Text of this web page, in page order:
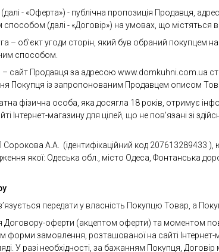
- «Оферта») - публічна пропозиція Продавця,
(далі - «Договір») на умовах, що містяться в
– об'єкт угоди сторін, який був обраний покупцем
способом.
– сайт Продавця за адресою www.domkuhni.com.ua
Покупця із запропонованим Продавцем описом
фізична особа, яка досягла 18 років, отримує
Інтернет-магазину для цілей, що не пов'язані зі
А.А. (ідентифікаційний код 207613289433 ),
якої: Одеська обл., місто Одеса, Фонтанська
передати у власність Покупцю Товар, а
Договору-оферти (акцептом оферти) та моментом
форми замовлення, розташованої на сайті
У разі необхідності, за бажанням Покупця,